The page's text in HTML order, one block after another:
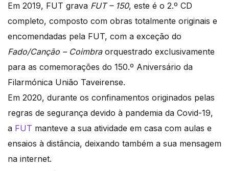
Em 2019, FUT grava FUT – 150, este é o 2.º CD
completo, composto com obras totalmente originais e
encomendadas pela FUT, com a exceção do
Fado/Canção – Coimbraorquestrado exclusivamente
para as comemorações do 150.º Aniversário da
Filarmónica União Taveirense.
Em 2020, durante os confinamentos originados pelas
regras de segurança devido à pandemia da Covid-19,
a FUT manteve a sua atividade em casa com aulas e
ensaios à distância, deixando também a sua mensagem
na internet.